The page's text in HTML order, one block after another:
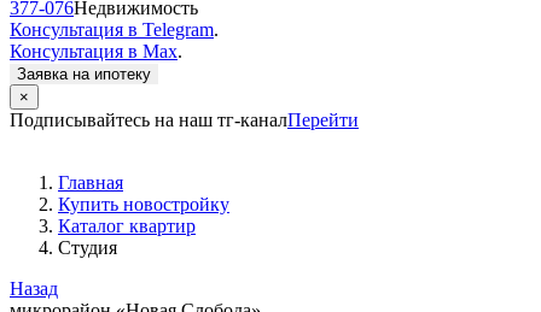
377-076Недвижимость
Консультация в Telegram.
Консультация в Max.
Заявка на ипотеку
×
Подписывайтесь на наш тг-каналПерейти
Главная
Купить новостройку
Каталог квартир
Студия
Назад